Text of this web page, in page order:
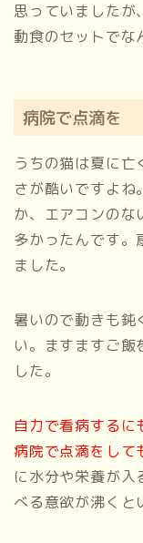
思っていましたが
動食のセットでな
病院で点滴を
うちの猫は夏に
さが酷いですよね
か、エアコンのな
多かったんです。
ました。
暑いので動きも鈍
い。ますますご飯
した。
自力で看病するに
病院で点滴をして
に水分や栄養が
べる意欲が沸くと